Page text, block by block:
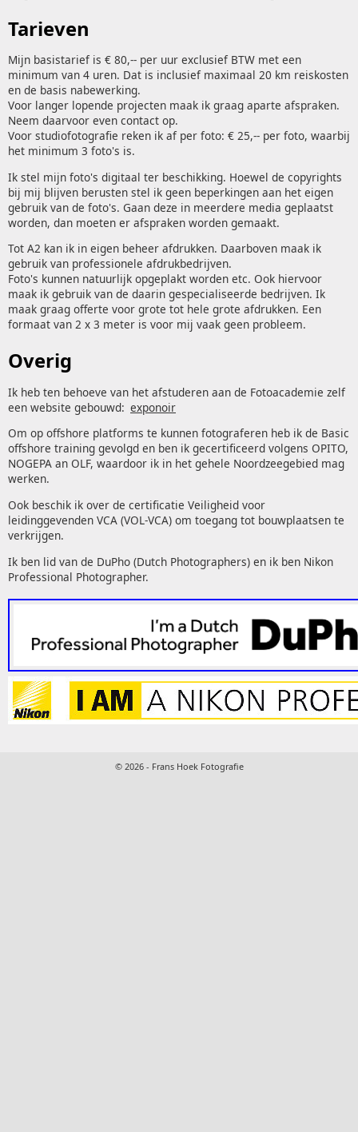
Tarieven
Mijn basistarief is € 80,-- per uur exclusief BTW met een
minimum van 4 uren. Dat is inclusief maximaal 20 km reiskosten
en de basis nabewerking.
Voor langer lopende projecten maak ik graag aparte afspraken.
Neem daarvoor even contact op.
Voor studiofotografie reken ik af per foto: € 25,-- per foto, waarbij
het minimum 3 foto's is.
Ik stel mijn foto's digitaal ter beschikking. Hoewel de copyrights
bij mij blijven berusten stel ik geen beperkingen aan het eigen
gebruik van de foto's. Gaan deze in meerdere media geplaatst
worden, dan moeten er afspraken worden gemaakt.
Tot A2 kan ik in eigen beheer afdrukken. Daarboven maak ik
gebruik van professionele afdrukbedrijven.
Foto's kunnen natuurlijk opgeplakt worden etc. Ook hiervoor
maak ik gebruik van de daarin gespecialiseerde bedrijven. Ik
maak graag offerte voor grote tot hele grote afdrukken. Een
formaat van 2 x 3 meter is voor mij vaak geen probleem.
Overig
Ik heb ten behoeve van het afstuderen aan de Fotoacademie zelf
een website gebouwd: exponoir
Om op offshore platforms te kunnen fotograferen heb ik de Basic
offshore training gevolgd en ben ik gecertificeerd volgens OPITO,
NOGEPA an OLF, waardoor ik in het gehele Noordzeegebied mag
werken.
Ook beschik ik over de certificatie Veiligheid voor
leidinggevenden VCA (VOL-VCA) om toegang tot bouwplaatsen te
verkrijgen.
Ik ben lid van de DuPho (Dutch Photographers) en ik ben Nikon
Professional Photographer.
rolex replica
38mm diameter and fits most
female wrists. It has a simple appearance and
© 2026 - Frans Hoek Fotografie